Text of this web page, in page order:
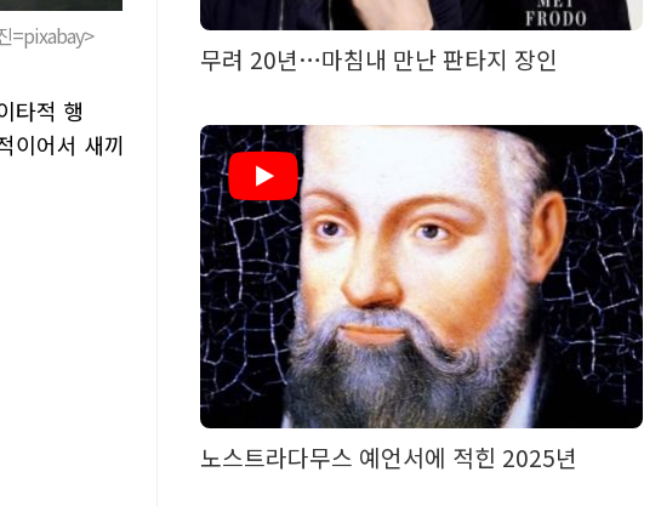
=pixabay>
타적 행
이어서 새끼
무려 20년…마침내 만난 판타지 장인
노스트라다무스 예언서에 적힌 2025년